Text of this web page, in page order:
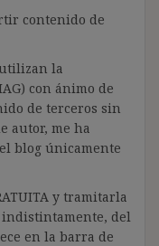
contenido de
la
con ánimo de
de terceros sin
autor, me ha
blog únicamente
y tramitarla
indistintamente, del
en la barra de